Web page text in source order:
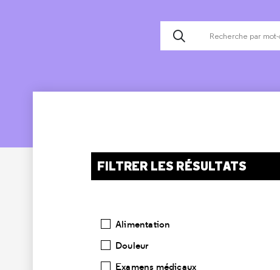
FILTRER LES RÉSULTATS
Alimentation
Douleur
Examens médicaux